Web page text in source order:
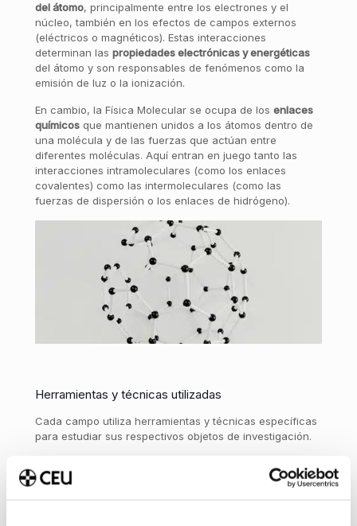
del átomo, principalmente entre los electrones y el
núcleo, también en los efectos de campos externos
(eléctricos o magnéticos). Estas interacciones
determinan las propiedades electrónicas y energéticas
del átomo y son responsables de fenómenos como la
emisión de luz o la ionización.
En cambio, la Física Molecular se ocupa de los enlaces
químicosque mantienen unidos a los átomos dentro de
una molécula y de las fuerzas que actúan entre
diferentes moléculas. Aquí entran en juego tanto las
interacciones intramoleculares (como los enlaces
covalentes) como las intermoleculares (como las
fuerzas de dispersión o los enlaces de hidrógeno).
Herramientas y técnicas utilizadas
Cada campo utiliza herramientas y técnicas específicas
para estudiar sus respectivos objetos de investigación.
espectroscopía atómica
, que permite analizar la luz